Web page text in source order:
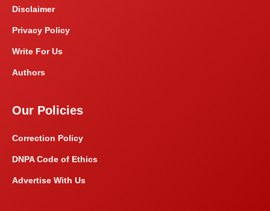
Disclaimer
Privacy Policy
Write For Us
Authors
Our Policies
Correction Policy
DNPA Code of Ethics
Advertise With Us